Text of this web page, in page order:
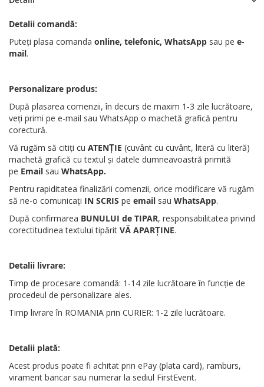
Detalii comandă:
Puteți plasa comanda online, telefonic, WhatsApp sau pe e-
mail.
Personalizare produs:
După plasarea comenzii, în decurs de maxim 1-3 zile lucrătoare,
veți primi pe e-mail sau WhatsApp o machetă grafică pentru
corectură.
Vă rugăm să citiți cu ATENȚIE (cuvânt cu cuvânt, literă cu literă)
machetă grafică cu textul și datele dumneavoastră primită
pe Email sau WhatsApp.
Pentru rapiditatea finalizării comenzii, orice modificare vă rugăm
să ne-o comunicați IN SCRIS pe email sau WhatsApp.
După confirmarea BUNULUI de TIPAR, responsabilitatea privind
corectitudinea textului tipărit VĂ APARȚINE.
Detalii livrare:
Timp de procesare comandă: 1-14 zile lucrătoare în funcție de
procedeul de personalizare ales.
Timp livrare în ROMANIA prin CURIER: 1-2 zile lucrătoare.
Detalii plată:
Acest produs poate fi achitat prin ePay (plata card), ramburs,
virament bancar sau numerar la sediul FirstEvent.